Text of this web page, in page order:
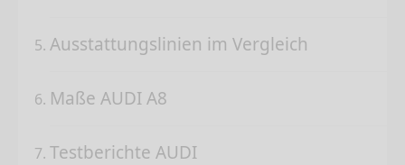
Ausstattungslinien im Vergleich
Maße AUDI A8
Testberichte AUDI